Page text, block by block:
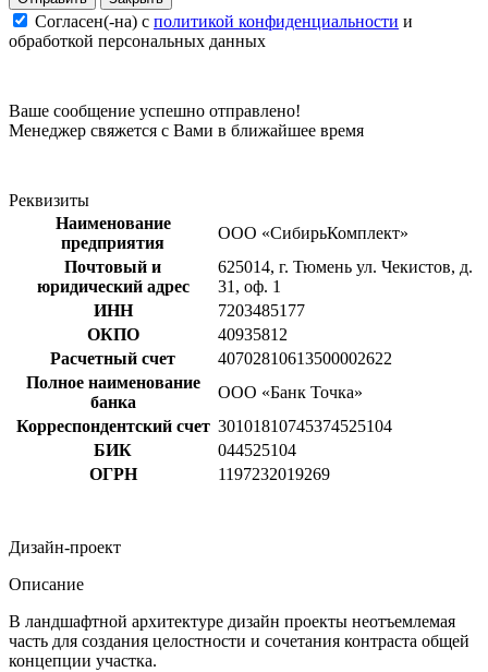
Согласен(-на) c политикой конфиденциальности и
обработкой персональных данных
Ваше сообщение успешно отправлено!
Менеджер свяжется с Вами в ближайшее время
Реквизиты
Наименование
предприятия
ООО «СибирьКомплект»
Почтовый и
юридический адрес
625014, г. Тюмень ул. Чекистов, д.
31, оф. 1
ИНН
7203485177
ОКПО
40935812
Расчетный счет
40702810613500002622
Полное наименование
банка
ООО «Банк Точка»
Корреспондентский счет 30101810745374525104
БИК
044525104
ОГРН
1197232019269
Дизайн-проект
Описание
В ландшафтной архитектуре дизайн проекты неотъемлемая
часть для создания целостности и сочетания контраста общей
концепции участка.